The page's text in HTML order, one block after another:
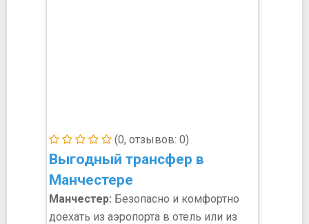
(0, отзывов: 0)
Выгодный трансфер в
Манчестере
Манчестер: Безопасно и комфортно
доехать из аэропорта в отель или из